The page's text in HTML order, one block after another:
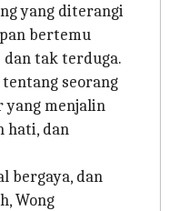
yang diterangi
bertemu
dan tak terduga.
seorang
yang menjalin
hati, dan
bergaya, dan
Wong